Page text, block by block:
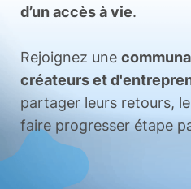
d’un accès à vie.
Rejoignez une
créateurs et
partager leurs retours,
faire progresser étape